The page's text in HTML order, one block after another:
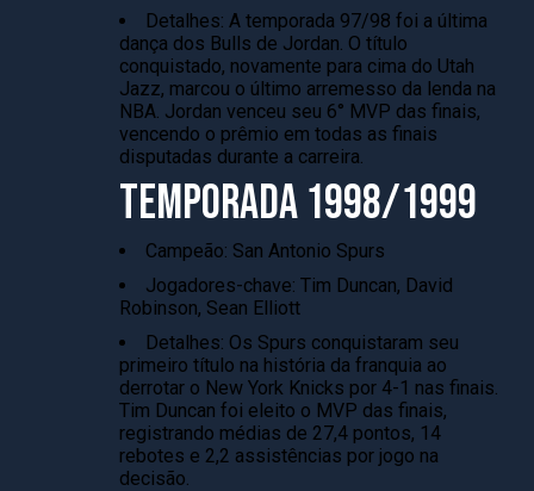
Detalhes: A temporada 97/98 foi a última
dança dos Bulls de Jordan. O título
conquistado, novamente para cima do Utah
Jazz, marcou o último arremesso da lenda na
NBA. Jordan venceu seu 6° MVP das finais,
vencendo o prêmio em todas as finais
disputadas durante a carreira.
TEMPORADA 1998/1999
Campeão: San Antonio Spurs
Jogadores-chave: Tim Duncan, David
Robinson, Sean Elliott
Detalhes: Os Spurs conquistaram seu
primeiro título na história da franquia ao
derrotar o New York Knicks por 4-1 nas finais.
Tim Duncan foi eleito o MVP das finais,
registrando médias de 27,4 pontos, 14
rebotes e 2,2 assistências por jogo na
decisão.